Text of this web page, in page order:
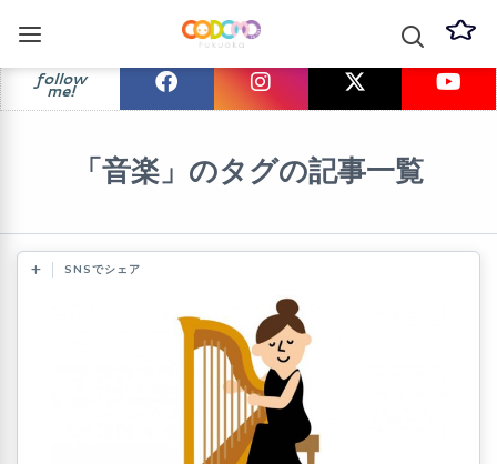
follow
me!
「音楽」のタグの記事一覧
SNSでシェア